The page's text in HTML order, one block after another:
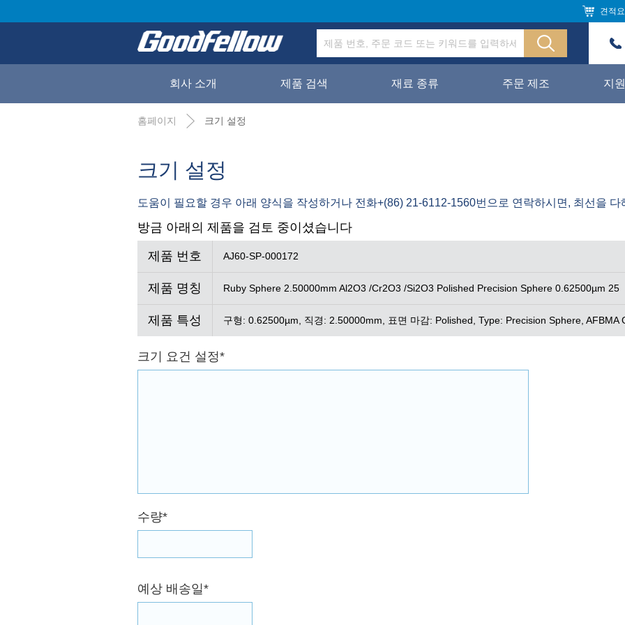
견적
회사 소개 제품 검색 재료 종류 주문 제조 지원
홈페이지 크기 설정
크기 설정
도움이 필요할 경우 아래 양식을 작성하거나 전화+(86) 21-6112-1560번으로 연락하시면, 최선을 다
방금 아래의 제품을 검토 중이셨습니다
제품 번호 AJ60-SP-000172
제품 명칭 Ruby Sphere 2.50000mm Al2O3 /Cr2O3 /Si2O3 Polished Precision Sphere 0.62500µm 25
제품 특성 구형: 0.62500µm, 직경: 2.50000mm, 표면 마감: Polished, Type: Precision Sphere, AFBMA
크기 요건 설정*
수량*
예상 배송일*